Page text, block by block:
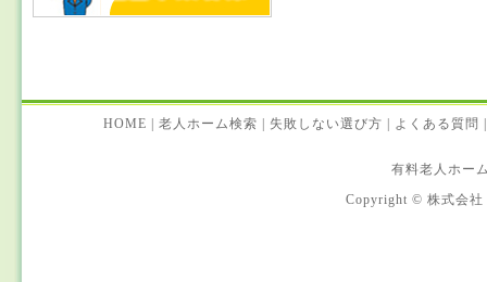
HOME 老人ホーム検索 失敗しない選び方 よくある質問
有料老人ホー
Copyright © 株式会社